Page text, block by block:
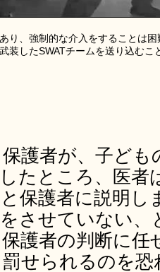
り、強制的な介入をすることは
装したSWATチームを送り込むこ
護者が、子ど
たところ、医者
保護者に説明し
させていない、
護者の判断に
せられるのを